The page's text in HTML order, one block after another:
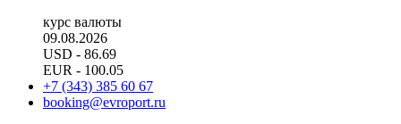
курс валюты
09.08.2026
USD - 86.69
EUR - 100.05
+7 (343) 385 60 67
booking@evroport.ru